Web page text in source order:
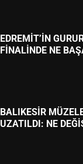
EDREMİT’İN
FİNALİNDE NE
BALIKESİR
UZATILDI: NE